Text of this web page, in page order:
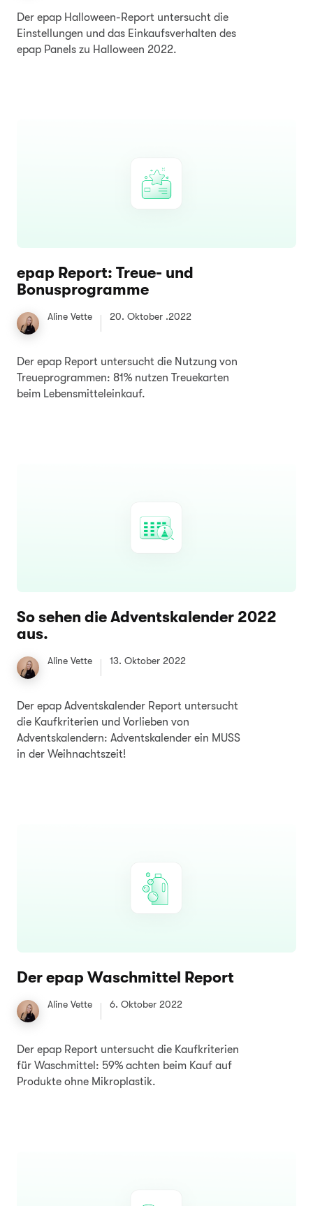
Der epap Halloween-Report untersucht die
Einstellungen und das Einkaufsverhalten des
epap Panels zu Halloween 2022.
epap Report: Treue- und
Bonusprogramme
Aline Vette 20. Oktober .2022
Der epap Report untersucht die Nutzung von
Treueprogrammen: 81% nutzen Treuekarten
beim Lebensmitteleinkauf.
So sehen die Adventskalender 2022
aus.
Aline Vette 13. Oktober 2022
Der epap Adventskalender Report untersucht
die Kaufkriterien und Vorlieben von
Adventskalendern: Adventskalender ein MUSS
in der Weihnachtszeit!
Der epap Waschmittel Report
Aline Vette 6. Oktober 2022
Der epap Report untersucht die Kaufkriterien
für Waschmittel: 59% achten beim Kauf auf
Produkte ohne Mikroplastik.